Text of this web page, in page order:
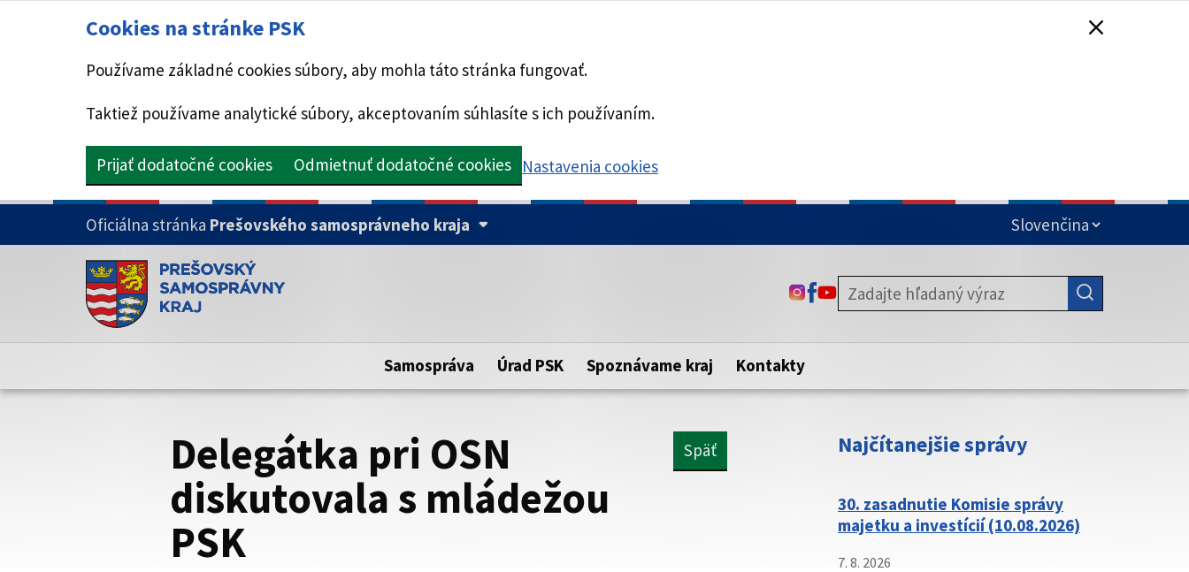
Cookies na stránke PSK
Používame základné cookies súbory, aby mohla táto stránka fungovať.
Taktiež používame analytické súbory, akceptovaním súhlasíte s ich používaním.
Prijať dodatočné cookies Odmietnuť dodatočné cookies Nastavenia cookies
PRESKOČIŤ NA HLAVNÝ OBSAH
Oficiálna stránka Prešovského samosprávneho kraja
Doména psk.sk je oficiálna
Toto je oficiálna webová stránka Prešovského samosprávneho kraja.
Táto stránka je zabezpečená
zabezpečenú webovú stránku. Zabezpečená stránka vždy začína
https:// pred názvom domény webového sídla.
ODKAZ SA OTVORÍ NA NOVEJ KARTE
ODKAZ SA OTVORÍ NA NOVEJ KARTE
ODKAZ SA OTVORÍ NA NOVEJ KARTE
Samospráva Úrad PSK Spoznávame kraj Kontakty
Delegátka pri OSN
diskutovala s mládežou
PSK
Späť Najčítanejšie správy
30. zasadnutie Komisie správy
majetku a investícií (10.08.2026)
7. 8. 2026